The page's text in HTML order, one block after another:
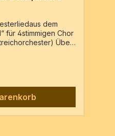
dem
für 4stimmigen Chor
Über
erstmals in einer
vor. Die
Chor a capella,
Klangkörpern
von Franz